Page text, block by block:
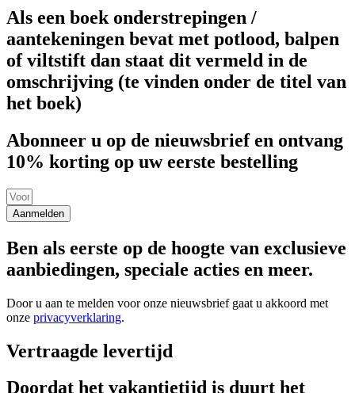
Als een boek onderstrepingen /
aantekeningen bevat met potlood, balpen
of viltstift dan staat dit vermeld in de
omschrijving (te vinden onder de titel van
het boek)
Abonneer u op de nieuwsbrief en ontvang
10% korting op uw eerste bestelling
Aanmelden
Ben als eerste op de hoogte van exclusieve
aanbiedingen, speciale acties en meer.
Door u aan te melden voor onze nieuwsbrief gaat u akkoord met
onze privacyverklaring.
Vertraagde levertijd
Doordat het vakantietijd is duurt het